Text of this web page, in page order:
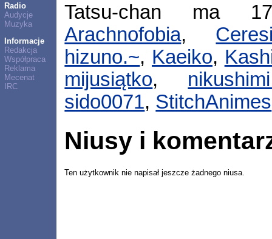
Radio
Audycje
Muzyka
Informacje
Redakcja
Współpraca
Reklama
Mecenat
IRC
Tatsu-chan ma
Arachnofobia,
hizuno.~, Kaeiko,
mijusiątko,
sido0071, StitchAnimes
Niusy i
Ten użytkownik nie napisał jeszcze żadnego niusa.